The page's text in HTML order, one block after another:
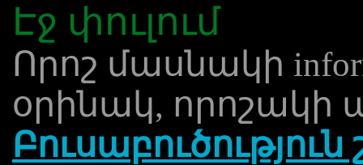
Էջ փուլում
Որոշ մասնակի
օրինակ, որոշակի